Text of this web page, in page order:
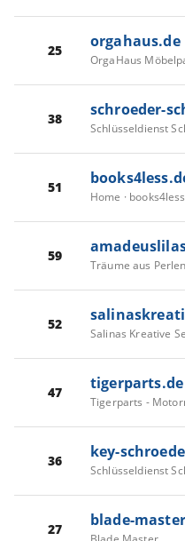
25 orgahaus.de
OrgaHaus
38 schroeder-
51
Home ·
59
Träume aus Perlen
52
Salinas Kreative
47 tigerparts.de
36 key-
27 blade-